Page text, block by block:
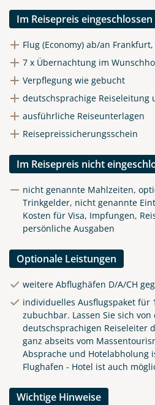
Im Reisepreis eingeschlossen
Flug (Economy) ab/an
7 x Übernachtung im
Verpflegung wie gebucht
deutschsprachige Reiseleitung
ausführliche Reiseunterlagen
Reisepreissicherungsschein
Im Reisepreis nicht
nicht genannte Mahlzeiten,
Trinkgelder, nicht genannte
Kosten für Visa, Impfungen,
persönliche Ausgaben
Optionale Leistungen
weitere Abflughäfen D/A/CH
individuelles Ausflugspaket für
zubuchbar. Lassen Sie sich
deutschsprachigen Reiseleiter
ganz abseits vom
Absprache und Hotelabholung
Flughafen - Hotel ist auch
Wichtige Hinweise